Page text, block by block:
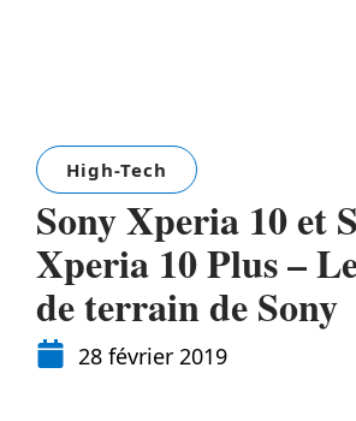
High-Tech
Sony Xperia 10 et
Xperia 10 Plus –
de terrain de Sony
28 février 2019